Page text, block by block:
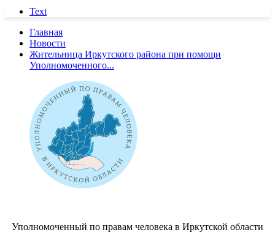
Text
Главная
Новости
Жительница Иркутского района при помощи
Уполномоченного...
Уполномоченный по правам человека в Иркутской области